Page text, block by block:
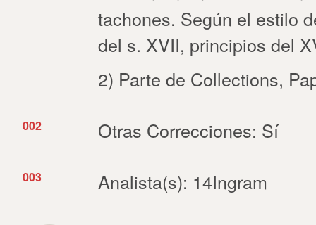
tachones. Según el estilo
del s. XVII, principios del
2) Parte de Collections,
002 Otras Correcciones: Sí
003 Analista(s): 14Ingram